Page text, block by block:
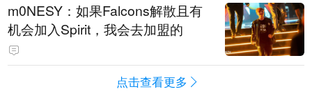
m0NESY：如果Falcons解散且有
机会加入Spirit，我会去加盟的
点击查看更多